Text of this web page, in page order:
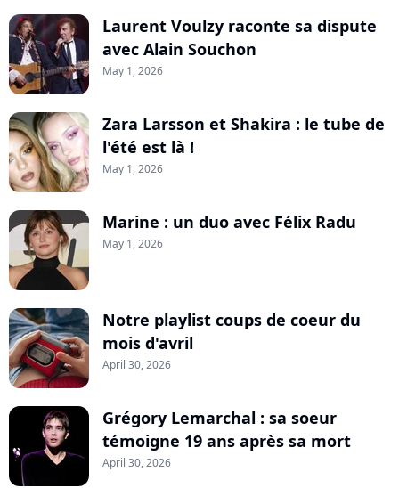
Laurent Voulzy raconte sa dispute
avec Alain Souchon
May 1, 2026
Zara Larsson et Shakira : le tube de
l'été est là !
May 1, 2026
Marine : un duo avec Félix Radu
May 1, 2026
Notre playlist coups de coeur du
mois d'avril
April 30, 2026
Grégory Lemarchal : sa soeur
témoigne 19 ans après sa mort
April 30, 2026